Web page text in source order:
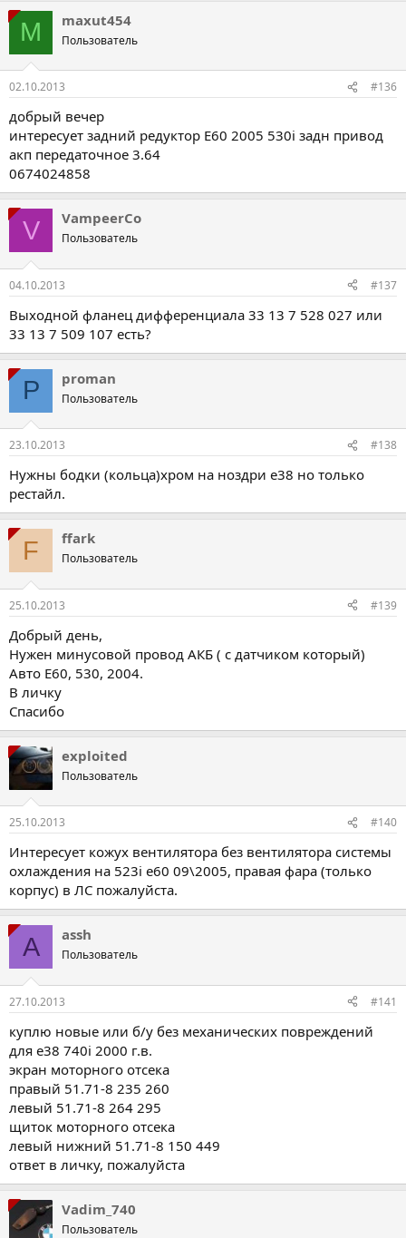
M maxut454
Пользователь
02.10.2013 #136
добрый вечер
интересует задний редуктор E60 2005 530i задн привод
акп передаточное 3.64
0674024858
V VampeerCo
Пользователь
04.10.2013 #137
Выходной фланец дифференциала 33 13 7 528 027 или
33 13 7 509 107 есть?
P proman
Пользователь
23.10.2013 #138
Нужны бодки (кольца)хром на ноздри е38 но только
рестайл.
F ffark
Пользователь
25.10.2013 #139
Добрый день,
Нужен минусовой провод АКБ ( с датчиком который)
Авто Е60, 530, 2004.
В личку
Спасибо
exploited
Пользователь
25.10.2013 #140
Интересует кожух вентилятора без вентилятора системы
охлаждения на 523i е60 09\2005, правая фара (только
корпус) в ЛС пожалуйста.
A assh
Пользователь
27.10.2013 #141
куплю новые или б/у без механических повреждений
для e38 740i 2000 г.в.
экран моторного отсека
правый 51.71-8 235 260
левый 51.71-8 264 295
щиток моторного отсека
левый нижний 51.71-8 150 449
ответ в личку, пожалуйста
Vadim_740
Пользователь